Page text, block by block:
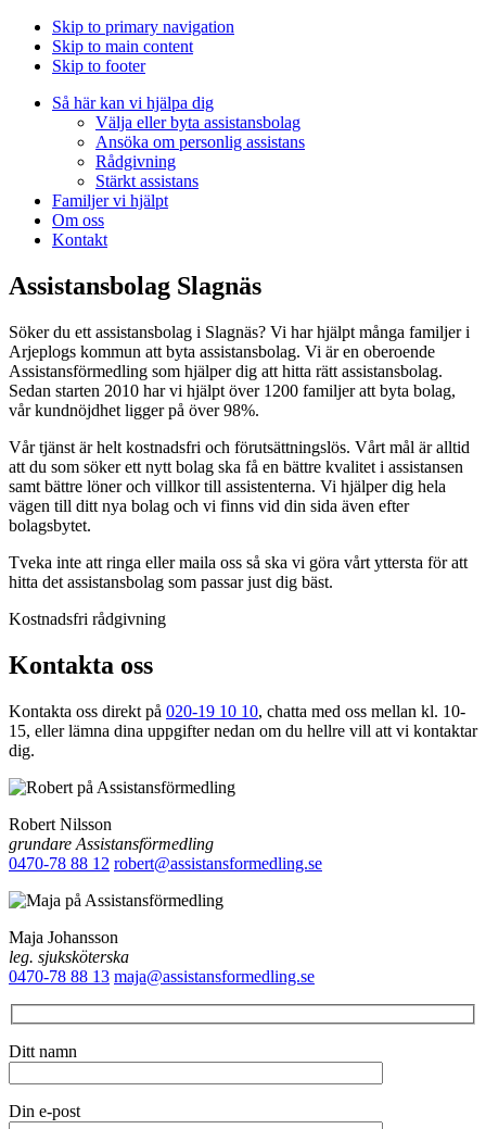
Skip to primary navigation
Skip to main content
Skip to footer
Så här kan vi hjälpa dig
Välja eller byta assistansbolag
Ansöka om personlig assistans
Rådgivning
Stärkt assistans
Familjer vi hjälpt
Om oss
Kontakt
Assistansbolag Slagnäs
Söker du ett assistansbolag i Slagnäs? Vi har hjälpt många familjer i
Arjeplogs kommun att byta assistansbolag. Vi är en oberoende
Assistansförmedling som hjälper dig att hitta rätt assistansbolag.
Sedan starten 2010 har vi hjälpt över 1200 familjer att byta bolag,
vår kundnöjdhet ligger på över 98%.
Vår tjänst är helt kostnadsfri och förutsättningslös. Vårt mål är alltid
att du som söker ett nytt bolag ska få en bättre kvalitet i assistansen
samt bättre löner och villkor till assistenterna. Vi hjälper dig hela
vägen till ditt nya bolag och vi finns vid din sida även efter
bolagsbytet.
Tveka inte att ringa eller maila oss så ska vi göra vårt yttersta för att
hitta det assistansbolag som passar just dig bäst.
Kostnadsfri rådgivning
Kontakta oss
Kontakta oss direkt på 020-19 10 10, chatta med oss mellan kl. 10-
15, eller lämna dina uppgifter nedan om du hellre vill att vi kontaktar
dig.
Robert Nilsson
grundare Assistansförmedling
0470-78 88 12 robert@assistansformedling.se
Maja Johansson
leg. sjuksköterska
0470-78 88 13 maja@assistansformedling.se
Ditt namn
Din e-post